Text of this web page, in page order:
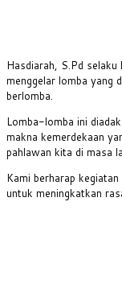
Hasdiarah, S.Pd
menggelar lomba yang
berlomba.
Lomba-lomba ini
makna kemerdekaan
pahlawan kita di masa
Kami berharap
untuk meningkatkan